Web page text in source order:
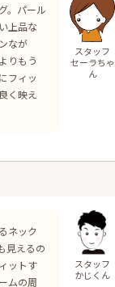
。パール
上品な
なが
りもう
フィッ
く映え
スタッフ
セーラちゃ
ん
ネック
見えるの
ットす
ムの周
スタッフ
かじくん